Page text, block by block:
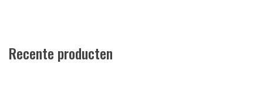
Recente producten